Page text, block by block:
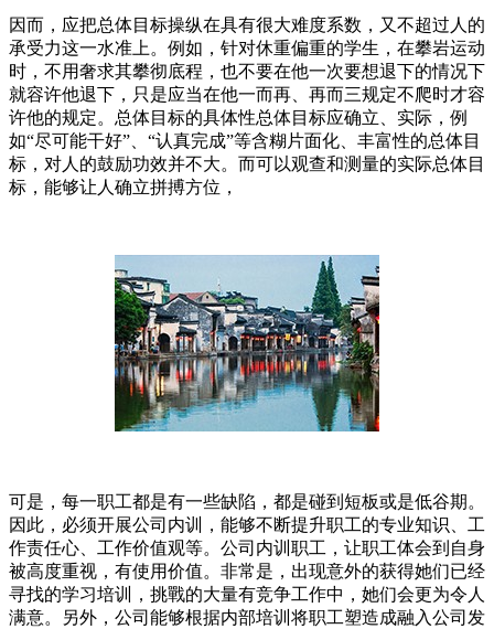
因而，应把总体目标操纵在具有很大难度系数，又不超过人的
承受力这一水准上。例如，针对休重偏重的学生，在攀岩运动
时，不用奢求其攀彻底程，也不要在他一次要想退下的情况下
就容许他退下，只是应当在他一而再、再而三规定不爬时才容
许他的规定。总体目标的具体性总体目标应确立、实际，例
如“尽可能干好”、“认真完成”等含糊片面化、丰富性的总体目
标，对人的鼓励功效并不大。而可以观查和测量的实际总体目
标，能够让人确立拼搏方位，
可是，每一职工都是有一些缺陷，都是碰到短板或是低谷期。
因此，必须开展公司内训，能够不断提升职工的专业知识、工
作责任心、工作价值观等。公司内训职工，让职工体会到自身
被高度重视，有使用价值。非常是，出现意外的获得她们已经
寻找的学习培训，挑戰的大量有竞争工作中，她们会更为令人
满意。另外，公司能够根据内部培训将职工塑造成融入公司发